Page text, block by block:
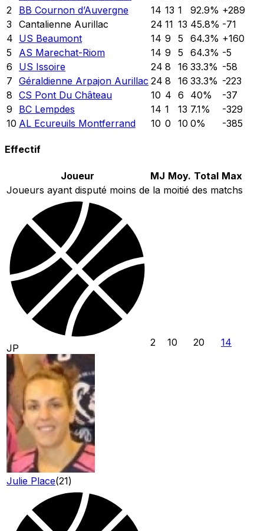
2
BB Cournon d’Auvergne 14 13 1 92.9% +289
3
Cantalienne Aurillac 24 11 13 45.8% -71
4 US Beaumont 14 9 5 64.3% +160
5
AS Marechat-Riom 14 9 5 64.3% -5
6
US Issoire 24 8 16 33.3% -58
7 Géraldienne Arpajon Aurillac 24 8 16 33.3% -223
8 CS Pont Du Château 10 4 6 40%
-37
9
BC Lempdes 14 1 13 7.1%
-329
10 AL Ecureuils Montferrand 10 0 10 0% -385
Effectif
Joueur MJ Moy. Total Max
Joueurs ayant disputé moins de la moitié des matchs
JP
Julie Place(21)
2 10 20 14